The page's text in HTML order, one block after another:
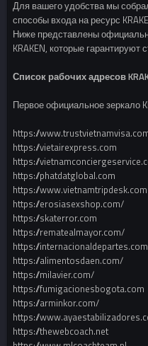
Для вашего удобства мы
способы входа на ресурс
Ниже представлены
KRAKEN, которые гарантируют
Список рабочих адресов
Первое официальное зеркало
https://
https://vietairexpress.com
https://
https://phatdatglobal.com
https://www.vietnamtripdesk.com
https://erosiasexshop.com/
https://skaterror.com
https://rematealmayor.com/
https://internacionaldepartes.com
https://alimentosdaen.com/
https://milavier.com/
https://fumigacionesbogota.com
https://arminkor.com/
https://
https://thewebcoach.net